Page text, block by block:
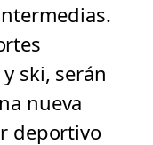
ski, serán
nueva
deportivo